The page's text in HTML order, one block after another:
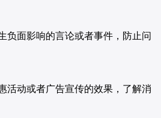
负面影响的言论或者事件，防止问
活动或者广告宣传的效果，了解消